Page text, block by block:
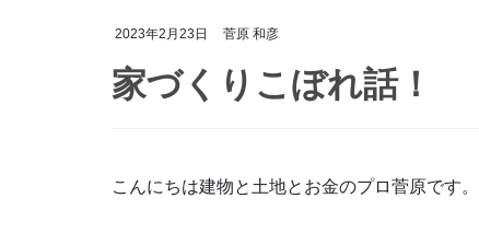
2023年2月23日 菅原 和彦
家づくりこぼれ話！
こんにちは建物と土地とお金のプロ菅原です。